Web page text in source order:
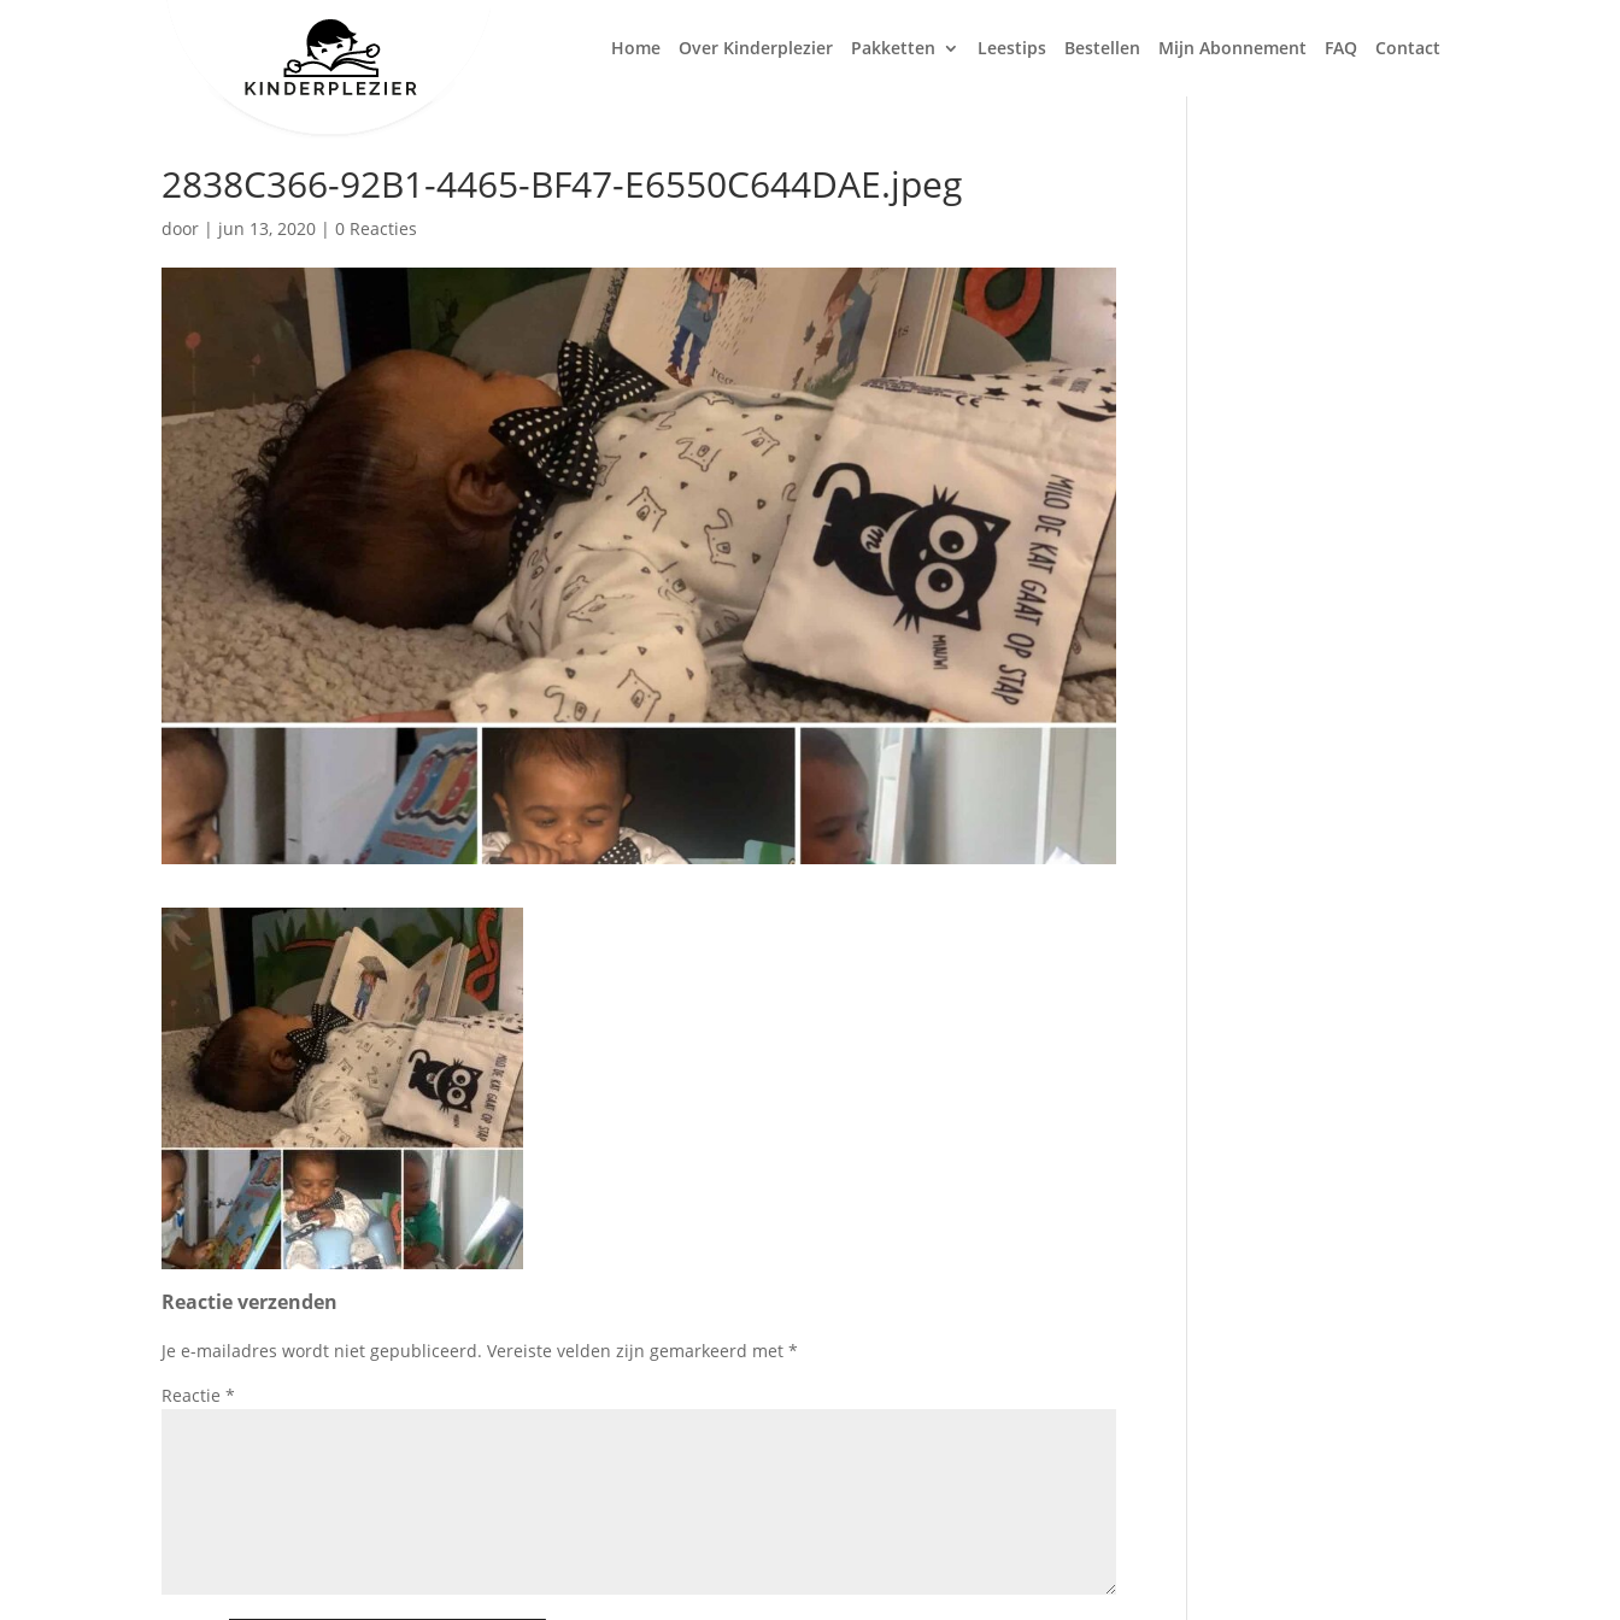
Home Over Kinderplezier Pakketten Leestips Bestellen Mijn Abonnement FAQ Contact
2838C366-92B1-4465-BF47-E6550C644DAE.jpeg
door | jun 13, 2020 |0 Reacties
Reactie verzenden
Je e-mailadres wordt niet gepubliceerd. Vereiste velden zijn gemarkeerd met*
Reactie*